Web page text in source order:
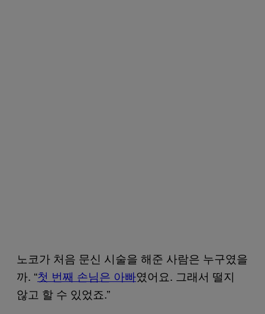
노코가 처음 문신 시술을 해준 사람은 누구였을
까. “첫 번째 손님은 아빠였어요. 그래서 떨지
않고 할 수 있었죠.”